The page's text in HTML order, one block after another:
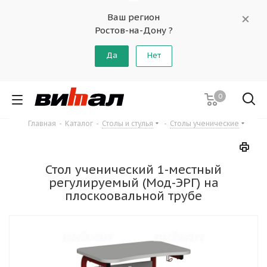
Ваш регион
Ростов-на-Дону ?
Да Нет
0
Главная - Каталог - Столы и стулья - Столы ученические
Стол ученический 1-местный
регулируемый (Мод-ЭРГ) на
плоскоовальной трубе